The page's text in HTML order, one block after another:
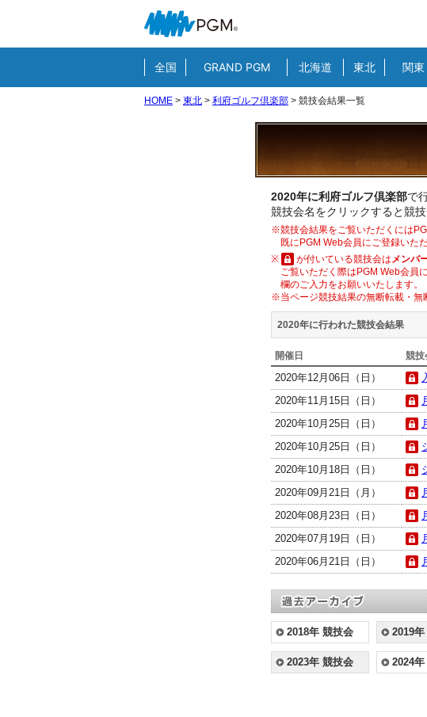
全国 GRAND PGM 北海道 東北 関東
HOME > 東北 > 利府ゴルフ倶楽部 > 競技会結果一覧
2020年に利府ゴルフ倶楽部で
競技会名をクリックすると競
※競技会結果をご覧いただくには
既にPGM Web会員にご登録いた
※
が付いている競技会はメンバ
ご覧いただく際はPGM Web会員
欄のご入力をお願いいたします。
※当ページ競技結果の無断転載・無
2020年に行われた競技会結果
開催日 競技
2020年12月06日（日）
2020年11月15日（日）
2020年10月25日（日）
2020年10月25日（日）
2020年10月18日（日）
2020年09月21日（月）
2020年08月23日（日）
2020年07月19日（日）
2020年06月21日（日）
2018年 競技会 2019
2023年 競技会 2024